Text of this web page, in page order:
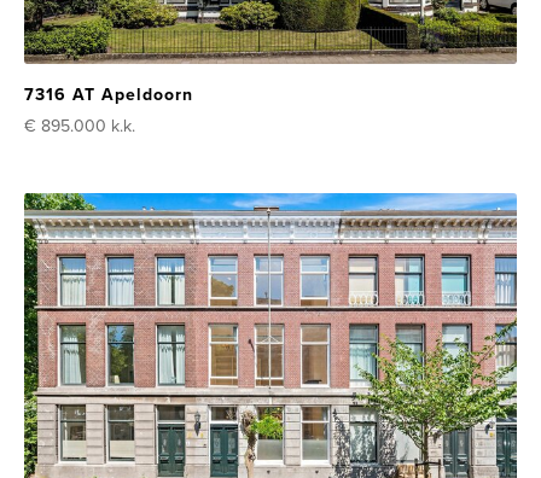
7316 AT Apeldoorn
€ 895.000 k.k.